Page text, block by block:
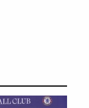
ΠΟΔΟΣΦΑΙΡΟ